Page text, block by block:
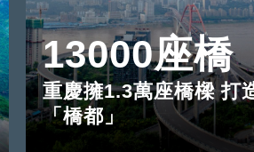
13000座橋
重慶擁1.3萬座橋樑 打
「橋都」